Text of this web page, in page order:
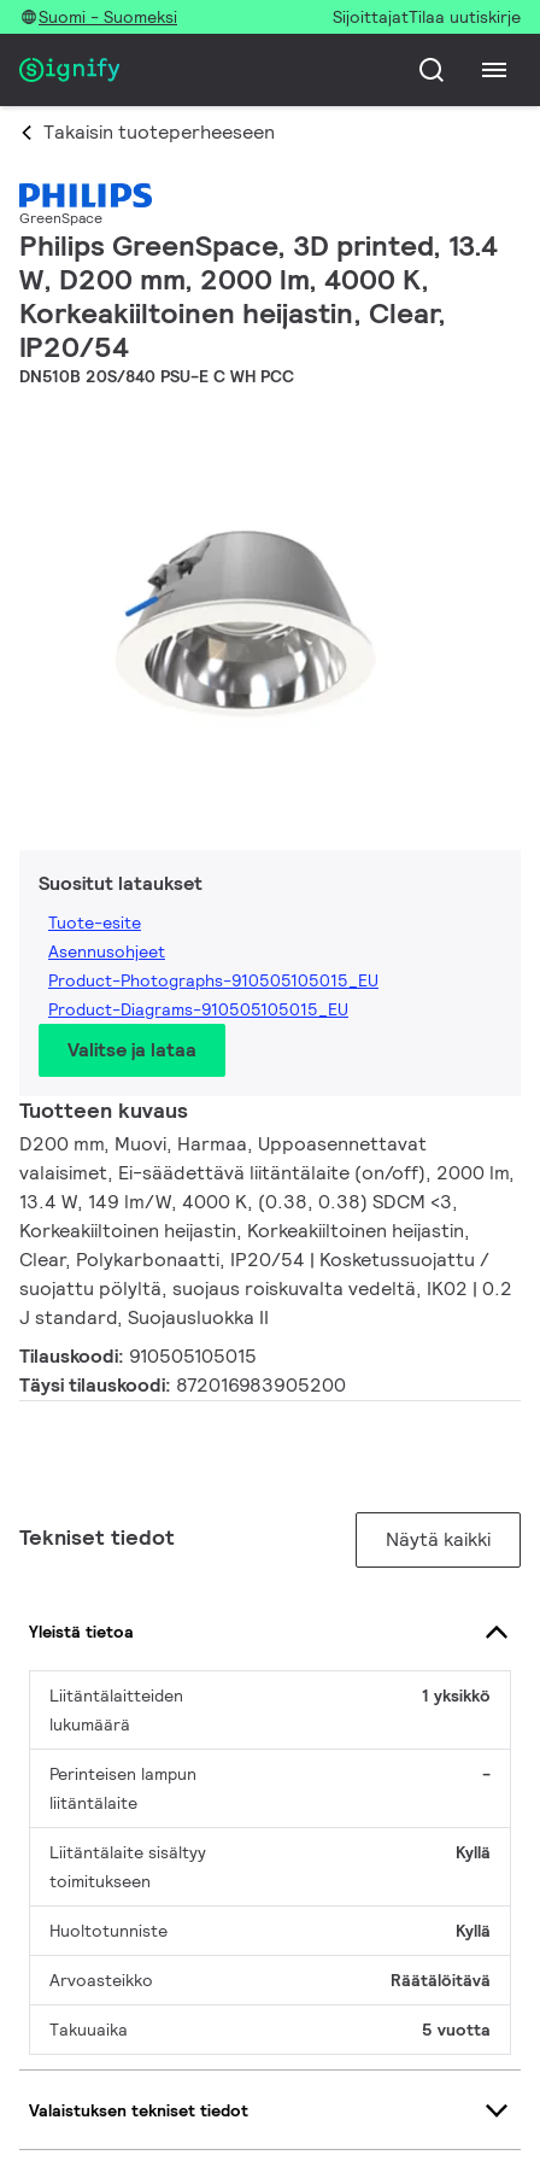
Suomi - Suomeksi SijoittajatTilaa uutiskirje
Takaisin tuoteperheeseen
GreenSpace
Philips GreenSpace, 3D printed, 13.4
W, D200 mm, 2000 lm, 4000 K,
Korkeakiiltoinen heijastin, Clear,
IP20/54
DN510B 20S/840 PSU-E C WH PCC
Suositut lataukset
Tuote-esite
Asennusohjeet
Product-Photographs-910505105015_EU
Product-Diagrams-910505105015_EU
Valitse ja lataa
Tuotteen kuvaus
D200 mm, Muovi, Harmaa, Uppoasennettavat
valaisimet, Ei-säädettävä liitäntälaite (on/off), 2000 lm,
13.4 W, 149 lm/W, 4000 K, (0.38, 0.38) SDCM <3,
Korkeakiiltoinen heijastin, Korkeakiiltoinen heijastin,
Clear, Polykarbonaatti, IP20/54 | Kosketussuojattu /
suojattu pölyltä, suojaus roiskuvalta vedeltä, IK02 | 0.2
J standard, Suojausluokka II
Tilauskoodi: 910505105015
Täysi tilauskoodi: 872016983905200
Tekniset tiedot Näytä kaikki
Yleistä tietoa
Liitäntälaitteiden
lukumäärä
1 yksikkö
Perinteisen lampun
liitäntälaite
-
Liitäntälaite sisältyy
toimitukseen
Kyllä
Huoltotunniste Kyllä
Arvoasteikko Räätälöitävä
Takuuaika 5 vuotta
Valaistuksen tekniset tiedot